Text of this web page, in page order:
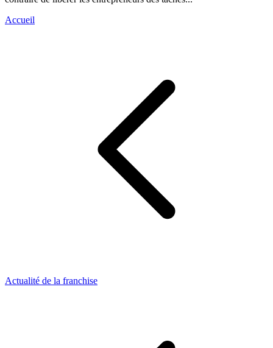
Accueil
Actualité de la franchise